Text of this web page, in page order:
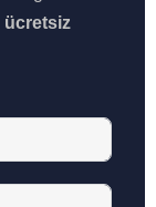
ücretsiz